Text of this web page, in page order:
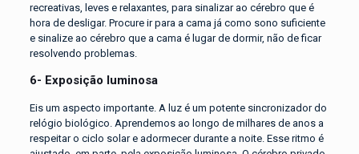
recreativas, leves e relaxantes, para sinalizar ao cérebro que é
hora de desligar. Procure ir para a cama já como sono suficiente
e sinalize ao cérebro que a cama é lugar de dormir, não de ficar
resolvendo problemas.
6- Exposição luminosa
Eis um aspecto importante. A luz é um potente sincronizador do
relógio biológico. Aprendemos ao longo de milhares de anos a
respeitar o ciclo solar e adormecer durante a noite. Esse ritmo é